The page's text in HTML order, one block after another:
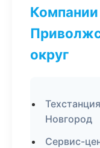
Компании
округ
Новгород
Сервис-